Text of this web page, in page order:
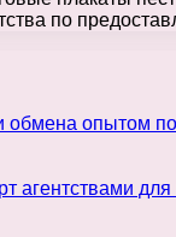
по
обмена опытом
агентствами